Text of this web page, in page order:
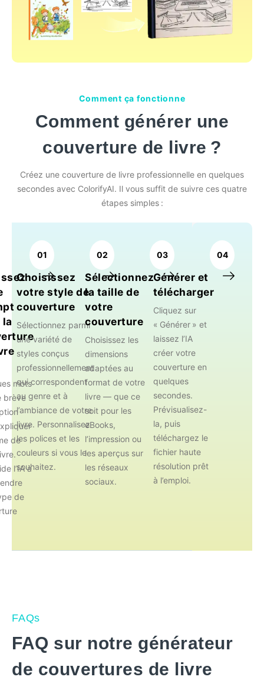
Comment ça fonctionne
Comment générer une
couverture de livre ?
Créez une couverture de livre professionnelle en quelques
secondes avec ColorifyAI. Il vous suffit de suivre ces quatre
étapes simples :
01
mots
brève
de
l’IA à
de
02
Choisissez
votre style de
couverture
Sélectionnez parmi
une variété de
styles conçus
professionnellement
qui correspondent
au genre et à
l’ambiance de votre
livre. Personnalisez
les polices et les
couleurs si vous le
souhaitez.
03
Sélectionnez
la taille de
votre
couverture
Choisissez les
dimensions
adaptées au
format de votre
livre — que ce
soit pour les
eBooks,
l’impression ou
les aperçus sur
les réseaux
sociaux.
04
Générer et
télécharger
Cliquez sur
« Générer » et
laissez l’IA
créer votre
couverture en
quelques
secondes.
Prévisualisez-
la, puis
téléchargez le
fichier haute
résolution prêt
à l’emploi.
FAQs
FAQ sur notre générateur
de couvertures de livre